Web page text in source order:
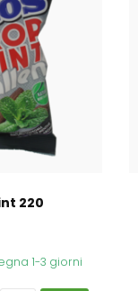
220
1-3 giorni